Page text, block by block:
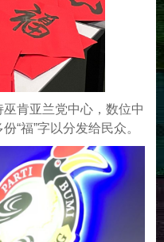
肯亚兰党中心，数位中
“福”字以分发给民众。